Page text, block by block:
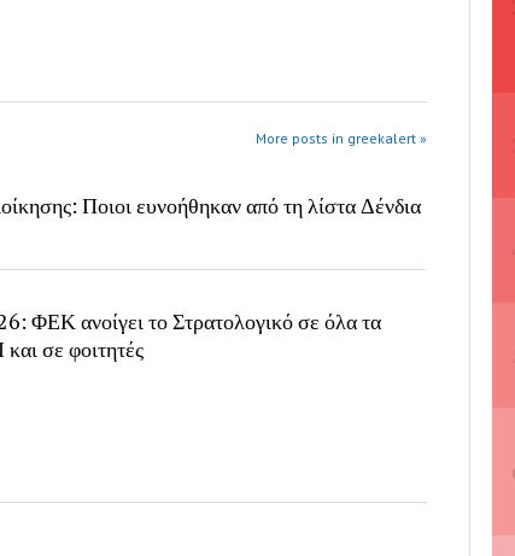
More posts in greekalert »
Ποιοι ευνοήθηκαν από τη λίστα Δένδια
ΦΕΚ ανοίγει το Στρατολογικό σε όλα τα
σε φοιτητές